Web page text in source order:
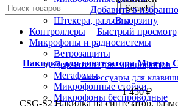
Переходники
Штекера, разъемы
Контроллеры
Микрофоны и радиосистемы
Ветрозащиты
Держатели для микрофонов
Мегафоны
Микрофонные стойки
Микрофоны беспроводные
Search
Добавить в
В корзину
Быстрый просмотр
Накидка для синтезатора Мозеръ
Аксессуары для
1 450₽
CSG-S2 Накидка на синтезатор,